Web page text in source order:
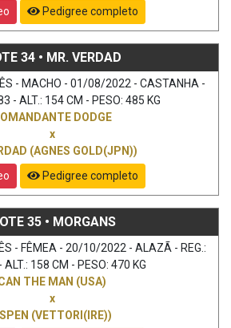
Pedigree completo
34 • MR. VERDAD
- MACHO - 01/08/2022 - CASTANHA -
- ALT.: 154 CM - PESO: 485 KG
DODGE
x
(AGNES GOLD(JPN))
Pedigree completo
35 • MORGANS
- FÊMEA - 20/10/2022 - ALAZÃ - REG.:
158 CM - PESO: 470 KG
THE MAN (USA)
x
(VETTORI(IRE))